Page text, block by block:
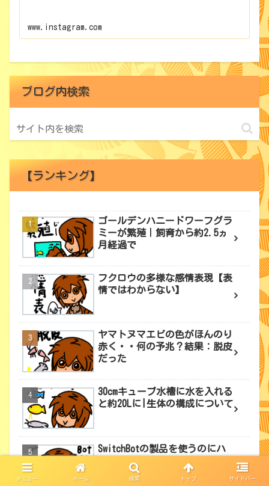
www.instagram.com
ブログ内検索
【ランキング】
ゴールデンハニードワーフグラ
ミーが繁殖｜飼育から約2.5ヵ
月経過で
フクロウの多様な感情表現【表
情ではわからない】
ヤマトヌマエビの色がほんのり
赤く・・何の予兆？結果：脱皮
だった
30cmキューブ水槽に水を入れる
と約20Lに|生体の構成について
SwitchBotの製品を使うのにハ
ブミニは必要？無くても大丈夫
メニュー ホーム 検索 トップ サイドバー